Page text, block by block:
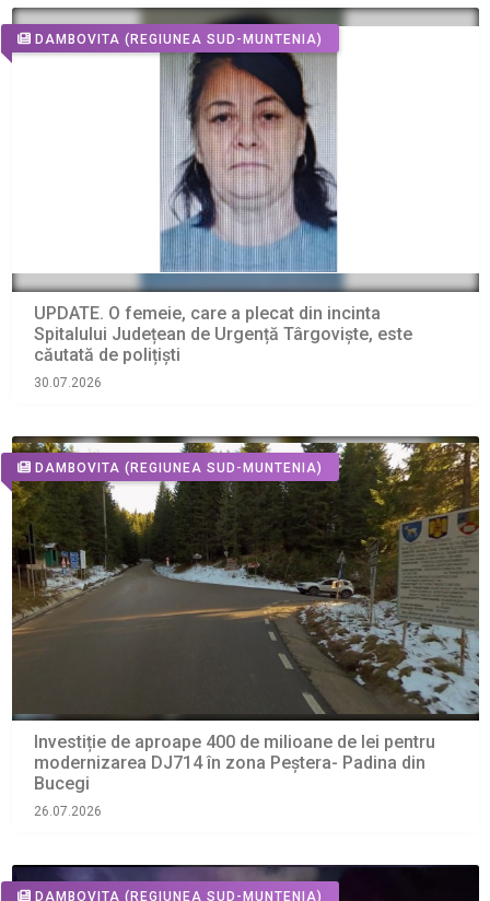
DAMBOVITA (REGIUNEA SUD-MUNTENIA)
UPDATE. O femeie, care a plecat din incinta
Spitalului Județean de Urgență Târgoviște, este
căutată de polițiști
30.07.2026
DAMBOVITA (REGIUNEA SUD-MUNTENIA)
Investiție de aproape 400 de milioane de lei pentru
modernizarea DJ714 în zona Peștera- Padina din
Bucegi
26.07.2026
DAMBOVITA (REGIUNEA SUD-MUNTENIA)